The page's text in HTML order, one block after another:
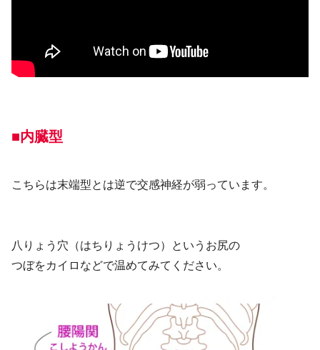
■内臓型
こちらは末端型とは逆で交感神経が弱っています。
八りょう穴（はちりょうけつ）というお尻の
つぼをカイロなどで温めてみてください。